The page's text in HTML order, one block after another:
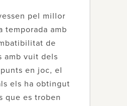
pel millor
temporada amb
de
amb vuit dels
en joc, el
els ha obtingut
que es troben